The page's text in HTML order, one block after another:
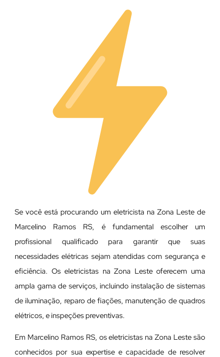
Se você está procurando um eletricista na Zona Leste de
Marcelino Ramos RS, é fundamental escolher um
profissional qualificado para garantir que suas
necessidades elétricas sejam atendidas com segurança e
eficiência. Os eletricistas na Zona Leste oferecem uma
ampla gama de serviços, incluindo instalação de sistemas
de iluminação, reparo de fiações, manutenção de quadros
elétricos, e inspeções preventivas.
Em Marcelino Ramos RS, os eletricistas na Zona Leste são
conhecidos por sua expertise e capacidade de resolver